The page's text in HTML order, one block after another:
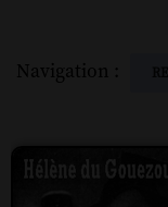
Navigation :